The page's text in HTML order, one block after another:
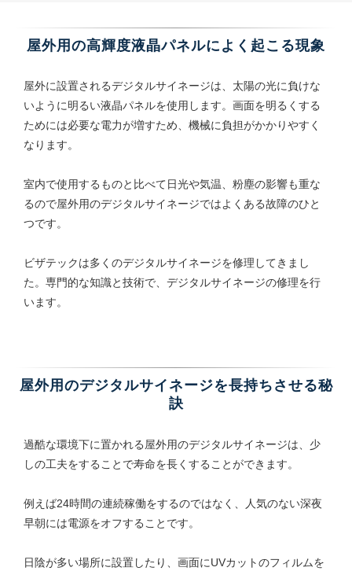
屋外用の高輝度液晶パネルによく起こる現象
屋外に設置されるデジタルサイネージは、太陽の光に負けな
いように明るい液晶パネルを使用します。画面を明るくする
ためには必要な電力が増すため、機械に負担がかかりやすく
なります。
室内で使用するものと比べて日光や気温、粉塵の影響も重な
るので屋外用のデジタルサイネージではよくある故障のひと
つです。
ビザテックは多くのデジタルサイネージを修理してきまし
た。専門的な知識と技術で、デジタルサイネージの修理を行
います。
屋外用のデジタルサイネージを長持ちさせる秘
訣
過酷な環境下に置かれる屋外用のデジタルサイネージは、少
しの工夫をすることで寿命を長くすることができます。
例えば24時間の連続稼働をするのではなく、人気のない深夜
早朝には電源をオフすることです。
日陰が多い場所に設置したり、画面にUVカットのフィルムを